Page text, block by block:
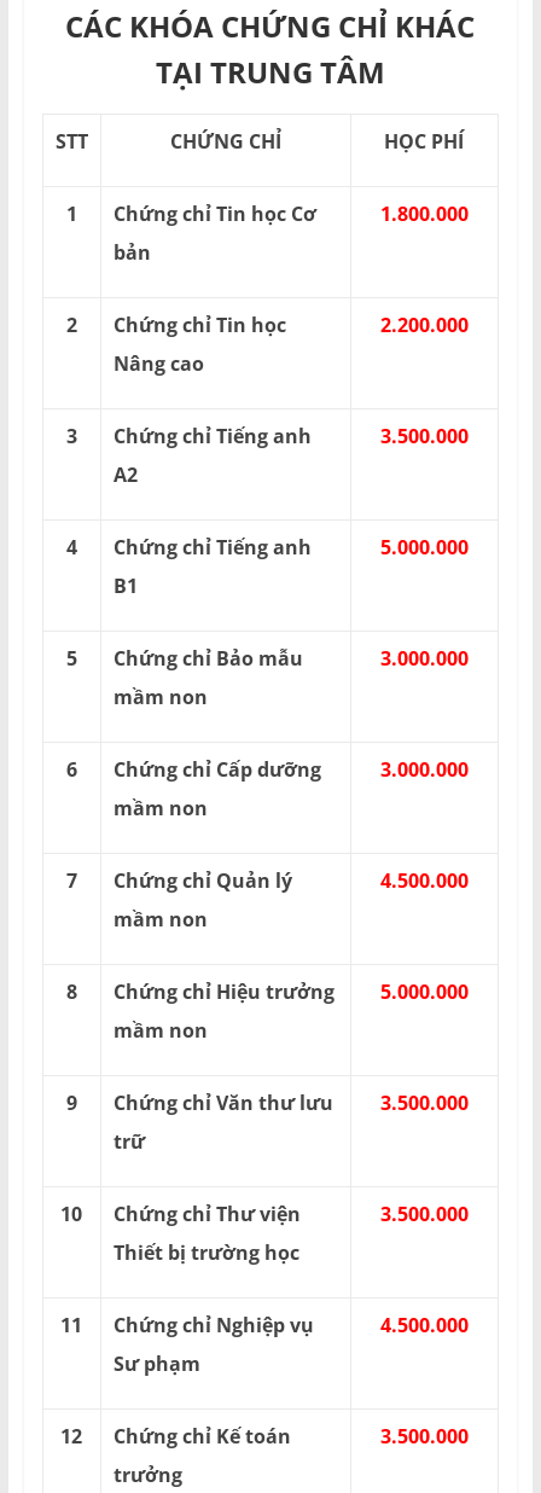
CÁC KHÓA CHỨNG CHỈ KHÁC
TẠI TRUNG TÂM
STT CHỨNG CHỈ HỌC PHÍ
1
Chứng chỉ Tin học Cơ
bản
1.800.000
2
Chứng chỉ Tin học
Nâng cao
2.200.000
3
Chứng chỉ Tiếng anh
A2
3.500.000
4
Chứng chỉ Tiếng anh
B1
5.000.000
5
Chứng chỉ Bảo mẫu
mầm non
3.000.000
6
Chứng chỉ Cấp dưỡng
mầm non
3.000.000
7
Chứng chỉ Quản lý
mầm non
4.500.000
8
Chứng chỉ Hiệu trưởng
mầm non
5.000.000
9
Chứng chỉ Văn thư lưu
trữ
3.500.000
10
Chứng chỉ Thư viện
Thiết bị trường học
3.500.000
11
Chứng chỉ Nghiệp vụ
Sư phạm
4.500.000
12
Chứng chỉ Kế toán
trưởng
3.500.000